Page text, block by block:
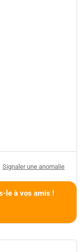
Signaler une anomalie
le à vos amis !